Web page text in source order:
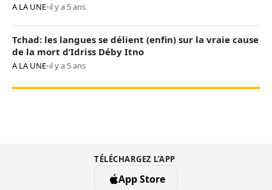
A LA UNE•il y a 5 ans
Tchad: les langues se délient (enfin) sur la vraie cause
de la mort d’Idriss Déby Itno
A LA UNE•il y a 5 ans
TÉLÉCHARGEZ L’APP
App Store